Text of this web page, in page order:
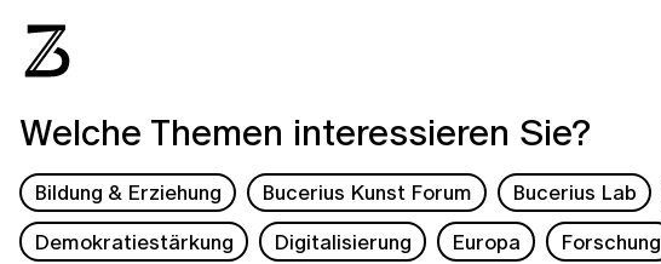
Welche Themen interessieren Sie?
Bildung & Erziehung Bucerius Kunst Forum Bucerius Lab
Demokratiestärkung
Digitalisierung Europa Forschung